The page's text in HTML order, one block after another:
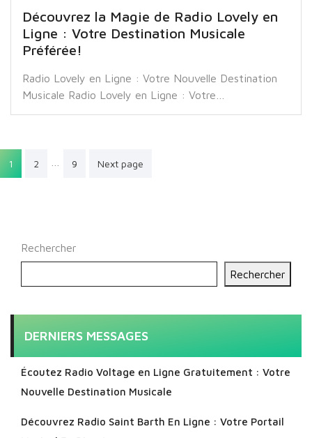
Découvrez la Magie de Radio Lovely en
Ligne : Votre Destination Musicale
Préférée!
Radio Lovely en Ligne : Votre Nouvelle Destination
Musicale Radio Lovely en Ligne : Votre…
Pagination
1 2 … 9 Next page
Rechercher
Rechercher
DERNIERS MESSAGES
Écoutez Radio Voltage en Ligne Gratuitement : Votre
Nouvelle Destination Musicale
Découvrez Radio Saint Barth En Ligne : Votre Portail